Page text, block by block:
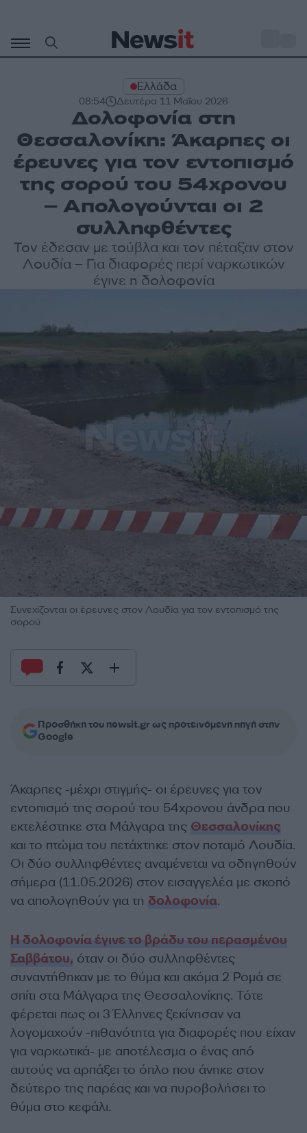
περιεχόμενο
Ελλάδα
08:54 Δευτέρα 11 Μαΐου 2026
Δολοφονία στη
Θεσσαλονίκη: Άκαρπες οι
έρευνες για τον εντοπισμό
της σορού του 54χρονου
– Απολογούνται οι 2
συλληφθέντες
Τον έδεσαν με τούβλα και τον πέταξαν στον
Λουδία – Για διαφορές περί ναρκωτικών
έγινε η δολοφονία
Συνεχίζονται οι έρευνες στον Λουδία για τον εντοπισμό της
σορού
Προσθήκη του newsit.gr ως προτεινόμενη πηγή στην
Google
Άκαρπες -μέχρι στιγμής- οι έρευνες για τον
εντοπισμό της σορού του 54χρονου άνδρα που
εκτελέστηκε στα Μάλγαρα της Θεσσαλονίκης
και το πτώμα του πετάχτηκε στον ποταμό Λουδία.
Οι δύο συλληφθέντες αναμένεται να οδηγηθούν
σήμερα (11.05.2026) στον εισαγγελέα με σκοπό
να απολογηθούν για τη δολοφονία.
Η δολοφονία έγινε το βράδυ του περασμένου
Σαββάτου, όταν οι δύο συλληφθέντες
συναντήθηκαν με το θύμα και ακόμα 2 Ρομά σε
σπίτι στα Μάλγαρα της Θεσσαλονίκης. Τότε
φέρεται πως οι 3 Έλληνες ξεκίνησαν να
λογομαχούν -πιθανότητα για διαφορές που είχαν
για ναρκωτικά- με αποτέλεσμα ο ένας από
αυτούς να αρπάξει το όπλο που άνηκε στον
δεύτερο της παρέας και να πυροβολήσει το
θύμα στο κεφάλι.